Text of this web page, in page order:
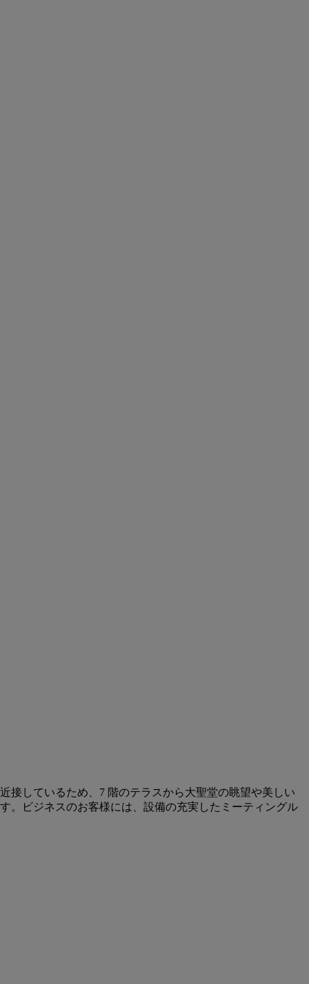
接しているため、7 階のテラスから大聖堂の眺望や美しい
。ビジネスのお客様には、設備の充実したミーティングル